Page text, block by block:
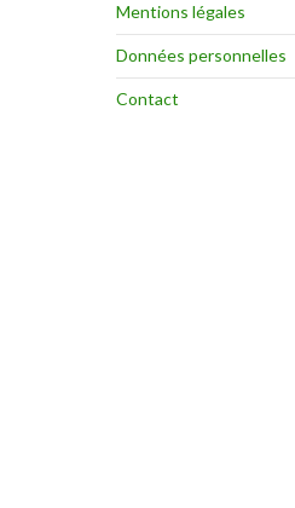
Mentions légales
Données personnelles
Contact